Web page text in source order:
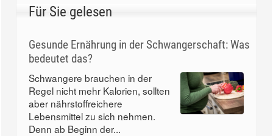
Für Sie gelesen
Gesunde Ernährung in der Schwangerschaft: Was
bedeutet das?
Schwangere brauchen in der
Regel nicht mehr Kalorien, sollten
aber nährstoffreichere
Lebensmittel zu sich nehmen.
Denn ab Beginn der...